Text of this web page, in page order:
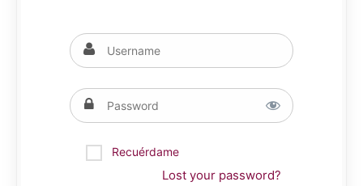
Recuérdame
Lost your password?